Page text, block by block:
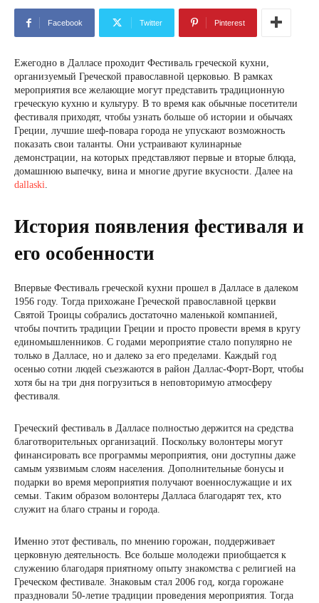
Facebook Twitter Pinterest
Ежегодно в Далласе проходит Фестиваль греческой кухни,
организуемый Греческой православной церковью. В рамках
мероприятия все желающие могут представить традиционную
греческую кухню и культуру. В то время как обычные посетители
фестиваля приходят, чтобы узнать больше об истории и обычаях
Греции, лучшие шеф-повара города не упускают возможность
показать свои таланты. Они устраивают кулинарные
демонстрации, на которых представляют первые и вторые блюда,
домашнюю выпечку, вина и многие другие вкусности. Далее на
dallaski.
История появления фестиваля и
его особенности
Впервые Фестиваль греческой кухни прошел в Далласе в далеком
1956 году. Тогда прихожане Греческой православной церкви
Святой Троицы собрались достаточно маленькой компанией,
чтобы почтить традиции Греции и просто провести время в кругу
единомышленников. С годами мероприятие стало популярно не
только в Далласе, но и далеко за его пределами. Каждый год
осенью сотни людей съезжаются в район Даллас-Форт-Ворт, чтобы
хотя бы на три дня погрузиться в неповторимую атмосферу
фестиваля.
Греческий фестиваль в Далласе полностью держится на средства
благотворительных организаций. Поскольку волонтеры могут
финансировать все программы мероприятия, они доступны даже
самым уязвимым слоям населения. Дополнительные бонусы и
подарки во время мероприятия получают военнослужащие и их
семьи. Таким образом волонтеры Далласа благодарят тех, кто
служит на благо страны и города.
Именно этот фестиваль, по мнению горожан, поддерживает
церковную деятельность. Все больше молодежи приобщается к
служению благодаря приятному опыту знакомства с религией на
Греческом фестивале. Знаковым стал 2006 год, когда горожане
праздновали 50-летие традиции проведения мероприятия. Тогда